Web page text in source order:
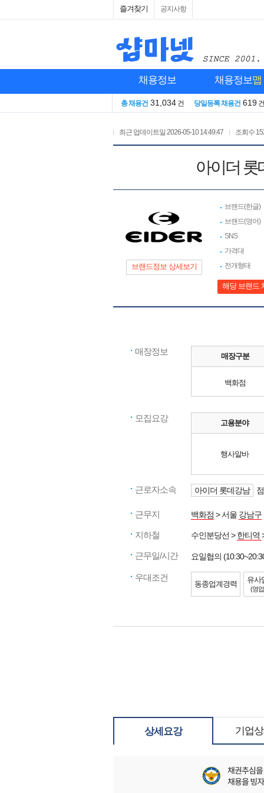
즐겨찾기 공지사항
채용정보 채용정보맵
총 채용건 31,034 건 당일등록 채용건 619 건
최근 업데이트일 2026-05-10 14:49:47 조회수
아이더 롯
브랜드정보 상세보기
브랜드(한글)
브랜드(영어)
SNS
가격대
전개형태
해당 브랜드
매장정보 매장구분
백화점
모집요강 고용분야
행사알바
근로자소속 아이더 롯데강남
근무지 백화점 > 서울 강남구
지하철 수인분당선 >한티역
근무일/시간 요일협의
우대조건
동종업계경력 유사
(영
상세요강 기업